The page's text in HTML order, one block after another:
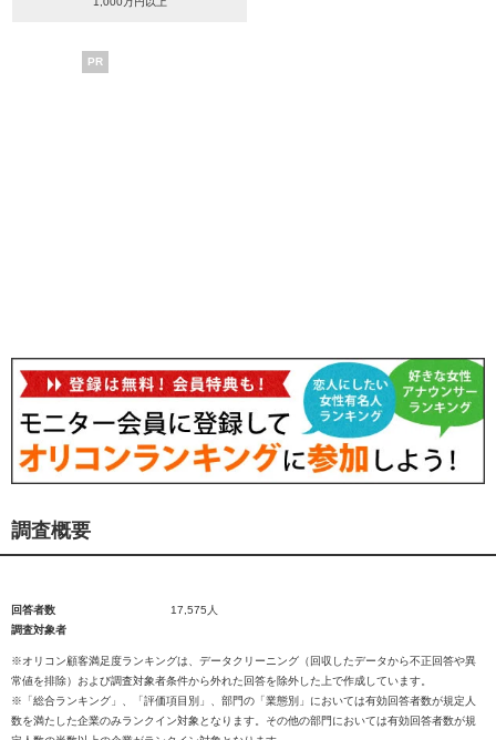
PR
調査概要
回答者数
17,575人
調査対象者
※オリコン顧客満足度ランキングは、データクリーニング（回収したデータから不正回答や異
常値を排除）および調査対象者条件から外れた回答を除外した上で作成しています。
※「総合ランキング」、「評価項目別」、部門の「業態別」においては有効回答者数が規定人
数を満たした企業のみランクイン対象となります。その他の部門においては有効回答者数が規